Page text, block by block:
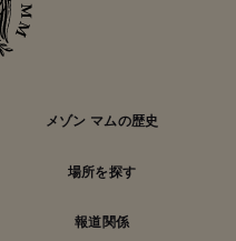
メゾン マムの歴史
場所を探す
報道関係